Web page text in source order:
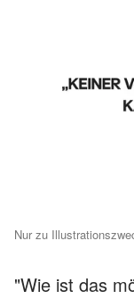
Nur zu
"Wie ist das